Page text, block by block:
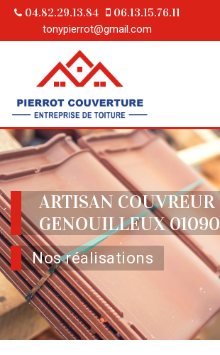
04.82.29.13.84 06.13.15.76.11
tonypierrot@gmail.com
ARTISAN COUVREUR
GENOUILLEUX 01090
Nos réalisations